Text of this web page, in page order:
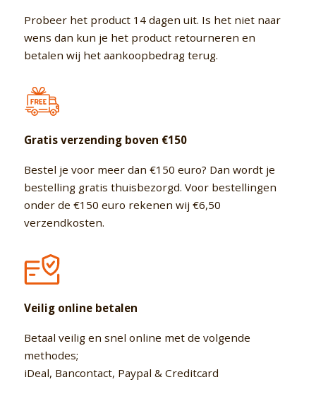
Infrarood sauna's in één
Custom serie
Zoek IR sauna voor 3
personen
personen
Zoek IR sauna voor 5
6 persoons ir sauna
Zoek IR sauna voor 6
Volwaardige Finse &
Infrarood sauna's in één
standaard maten
Diverse afmetingen mogelijk
Thermo Cube
Gagelvenseweg 29
6604BE Wijchen
4508AD Waterlandkerkje
Probeer het product 14 dagen uit. Is het niet naar
wens dan kun je het product retourneren en
betalen wij het aankoopbedrag terug.
Gratis verzending boven €150
Bestel je voor meer dan €150 euro? Dan wordt je
bestelling gratis thuisbezorgd. Voor bestellingen
onder de €150 euro rekenen wij €6,50
verzendkosten.
Veilig online betalen
Betaal veilig en snel online met de volgende
methodes;
iDeal, Bancontact, Paypal & Creditcard